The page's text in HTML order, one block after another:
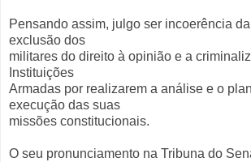
Pensando assim, julgo ser incoerência
exclusão dos
militares do direito à opinião e a
Instituições
Armadas por realizarem a análise e o
execução das suas
missões constitucionais.
O seu pronunciamento na Tribuna do